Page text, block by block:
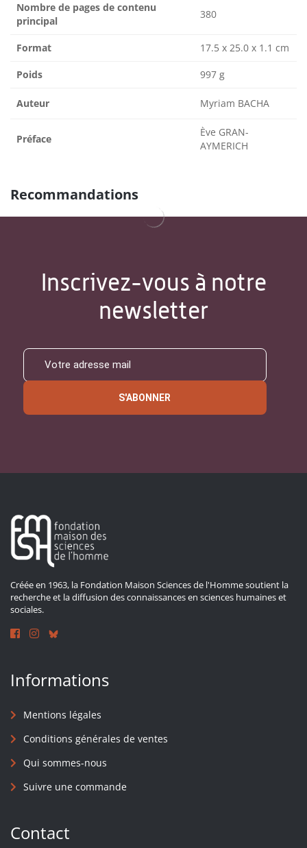
Nombre de pages de contenu
principal
380
Format 17.5 x 25.0 x 1.1 cm
Poids 997 g
Auteur Myriam BACHA
Préface
Ève GRAN-
AYMERICH
Recommandations
Inscrivez-vous à notre
newsletter
S'ABONNER
Créée en 1963, la Fondation Maison Sciences de l'Homme soutient la
recherche et la diffusion des connaissances en sciences humaines et
sociales.
Informations
Mentions légales
Conditions générales de ventes
Qui sommes-nous
Suivre une commande
Contact